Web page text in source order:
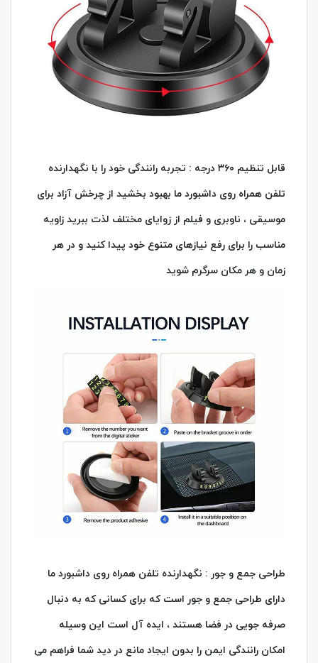
قابل تنظیم ۳۶۰ درجه : تجربه رانندگی خود را با نگهدارنده
تلفن همراه روی داشبورد ما بهبود بخشید از چرخش آزاد برای
موسیقی ، ناوبری و فیلم از زوایای مختلف لذت ببرید زاویه
مناسب را برای رفع نیازهای متنوع خود پیدا کنید و در هر
زمان و هر مکان سرگرم شوید
طراحی جمع و جور : نگهدارنده تلفن همراه روی داشبورد ما
دارای طراحی جمع و جور است که برای کسانی که به دنبال
صرفه‌ جویی در فضا هستند ، ایده‌ آل است این وسیله
امکان رانندگی ایمن را بدون ایجاد مانع در دید شما فراهم می‌